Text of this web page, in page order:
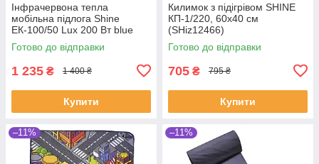
Інфрачервона тепла
мобільна підлога Shine
ЕК-100/50 Lux 200 Вт blue
220 В (SHiz16171)
Готово до відправки
1 235 ₴ 1 400 ₴
Купити
Килимок з підігрівом SHINE
КП-1/220, 60х40 см
(SHiz12466)
Готово до відправки
705 ₴ 795 ₴
Купити
–11% –11%